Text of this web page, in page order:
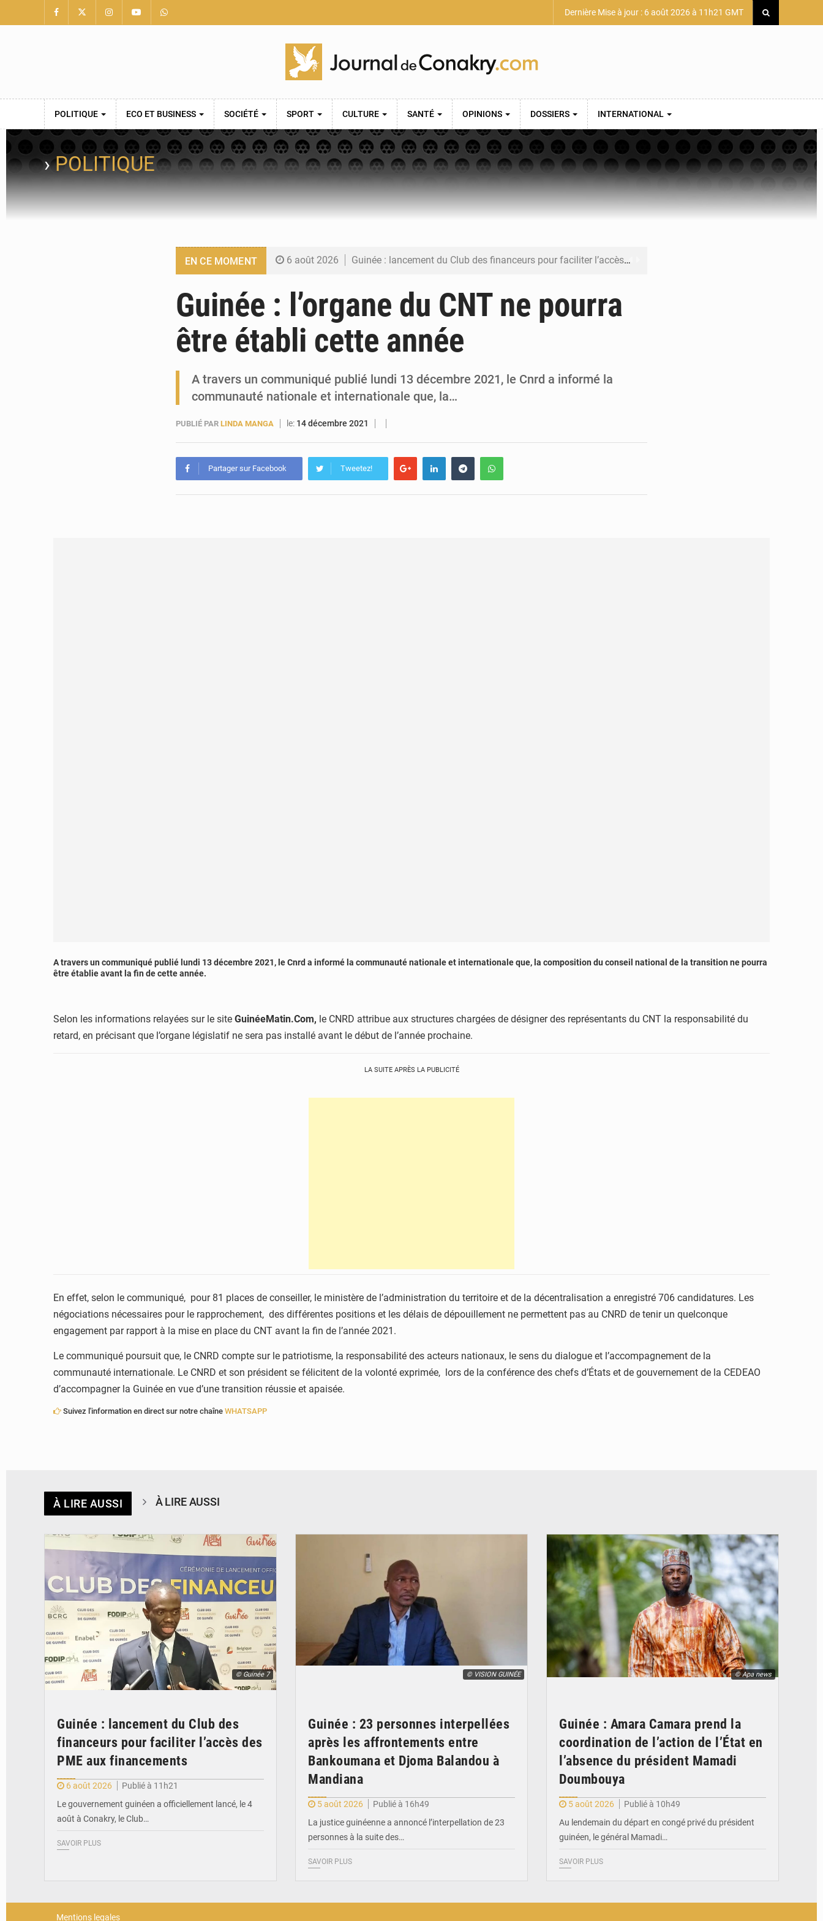
Dernière Mise à jour : 6 août 2026 à 11h21 GMT
POLITIQUE ECO ET BUSINESS SOCIÉTÉ SPORT CULTURE SANTÉ OPINIONS DOSSIERS INTERNATIONAL
›POLITIQUE
EN CE MOMENT 6 août 2026 Guinée : lancement du Club des financeurs pour faciliter l’accès des PME aux financements
5 août 2026 Guinée : Amara Camara prend la coordination de l’action de l’État en l’absence du président Mamadi Doumbouya
5 août 2026 Forces Vives en Guinée : la coalition critique la gestion de Mamadi Doumbouya
Guinée : l’organe du CNT ne pourra
être établi cette année
A travers un communiqué publié lundi 13 décembre 2021, le Cnrd a informé la
communauté nationale et internationale que, la…
PUBLIÉ PAR LINDA MANGA le: 14 décembre 2021
Partager sur Facebook Tweetez!
A travers un communiqué publié lundi 13 décembre 2021, le Cnrd a informé la communauté nationale et internationale que, la composition du conseil national de la transition ne pourra
être établie avant la fin de cette année.
Selon les informations relayées sur le site GuinéeMatin.Com, le CNRD attribue aux structures chargées de désigner des représentants du CNT la responsabilité du
retard, en précisant que l’organe législatif ne sera pas installé avant le début de l’année prochaine.
LA SUITE APRÈS LA PUBLICITÉ
En effet, selon le communiqué, pour 81 places de conseiller, le ministère de l’administration du territoire et de la décentralisation a enregistré 706 candidatures. Les
négociations nécessaires pour le rapprochement, des différentes positions et les délais de dépouillement ne permettent pas au CNRD de tenir un quelconque
engagement par rapport à la mise en place du CNT avant la fin de l’année 2021.
Le communiqué poursuit que, le CNRD compte sur le patriotisme, la responsabilité des acteurs nationaux, le sens du dialogue et l’accompagnement de la
communauté internationale. Le CNRD et son président se félicitent de la volonté exprimée, lors de la conférence des chefs d’États et de gouvernement de la CEDEAO
d’accompagner la Guinée en vue d’une transition réussie et apaisée.
Suivez l'information en direct sur notre chaîne WHATSAPP
À LIRE AUSSI À LIRE AUSSI
© Guinée 7
Guinée : lancement du Club des
financeurs pour faciliter l’accès des
PME aux financements
6 août 2026
Publié à 11h21
Le gouvernement guinéen a officiellement lancé, le 4
août à Conakry, le Club…
SAVOIR PLUS
© VISION GUINÉE
Guinée : 23 personnes interpellées
après les affrontements entre
Bankoumana et Djoma Balandou à
Mandiana
5 août 2026
Publié à 16h49
La justice guinéenne a annoncé l’interpellation de 23
personnes à la suite des…
SAVOIR PLUS
© Apa news
Guinée : Amara Camara prend la
coordination de l’action de l’État en
l’absence du président Mamadi
Doumbouya
5 août 2026
Publié à 10h49
Au lendemain du départ en congé privé du président
guinéen, le général Mamadi…
SAVOIR PLUS
Mentions legales